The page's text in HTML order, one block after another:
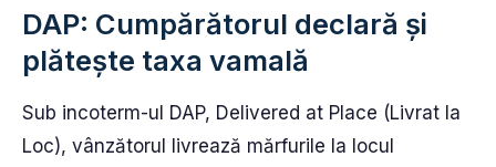
DAP: Cumpărătorul declară și
plătește taxa vamală
Sub incoterm-ul DAP, Delivered at Place (Livrat la
Loc), vânzătorul livrează mărfurile la locul